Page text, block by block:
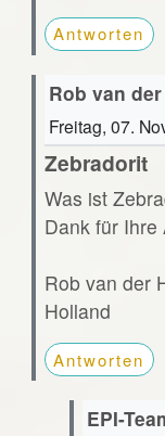
Antworten
Rob van
Freitag, 07.
Zebradorit
Was ist
Dank für Ihre
Rob van der
Holland
Antworten
EPI-